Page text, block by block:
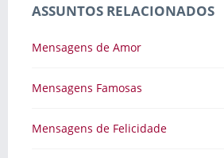
ASSUNTOS RELACIONADOS
Mensagens de Amor
Mensagens Famosas
Mensagens de Felicidade